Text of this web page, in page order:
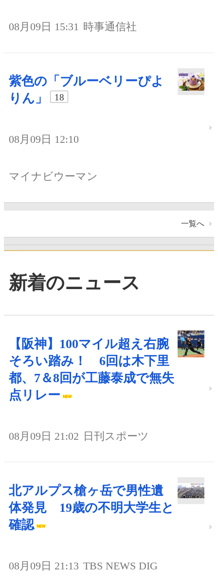
08月09日 15:31 時事通信社
紫色の「ブルーベリーぴよ
りん」
18
08月09日 12:10
マイナビウーマン
一覧へ
新着のニュース
【阪神】100マイル超え右腕
そろい踏み！ 6回は木下里
都、7＆8回が工藤泰成で無失
点リレー
08月09日 21:02 日刊スポーツ
北アルプス槍ヶ岳で男性遺
体発見 19歳の不明大学生と
確認
08月09日 21:13 TBS NEWS DIG